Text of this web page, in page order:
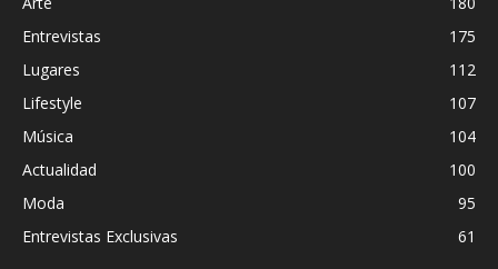
Entrevistas
175
Lugares
112
Lifestyle
107
Música
104
Actualidad
100
Moda
95
Entrevistas Exclusivas
61